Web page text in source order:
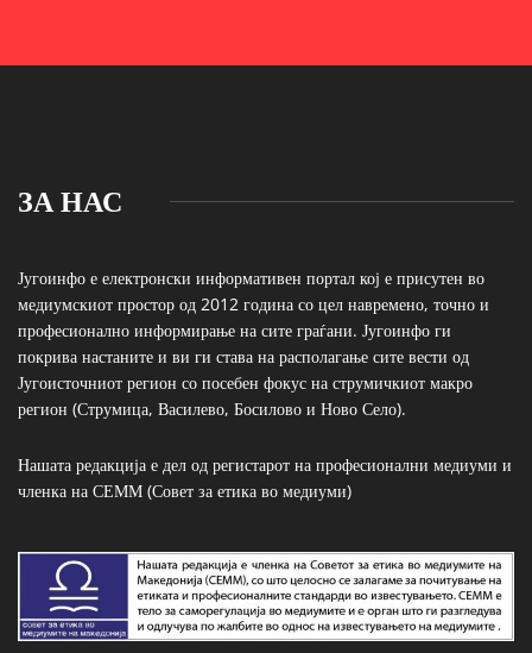
ЗА НАС
Југоинфо е електронски информативен портал кој е присутен во
медиумскиот простор од 2012 година со цел навремено, точно и
професионално информирање на сите граѓани. Југоинфо ги
покрива настаните и ви ги става на располагање сите вести од
Југоисточниот регион со посебен фокус на струмичкиот макро
регион (Струмица, Василево, Босилово и Ново Село).
Нашата редакција е дел од регистарот на професионални медиуми и
членка на СЕММ (Совет за етика во медиуми)